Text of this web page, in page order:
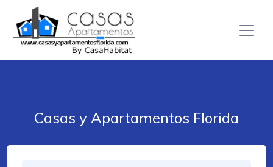
Casas y Apartamentos Florida